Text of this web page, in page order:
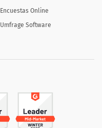
Encuestas Online
Umfrage Software